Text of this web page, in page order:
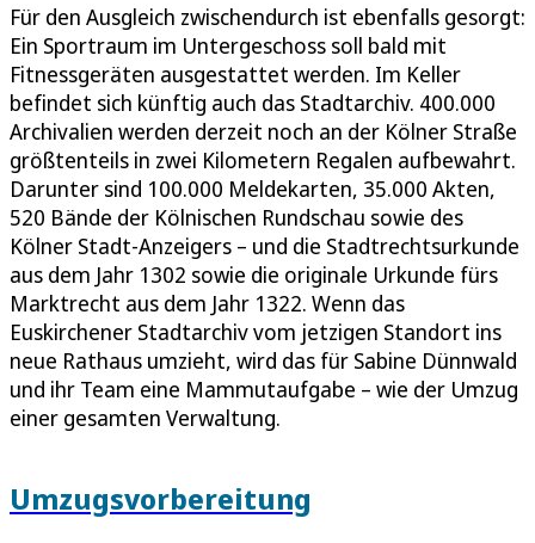
Für den Ausgleich zwischendurch ist ebenfalls gesorgt:
Ein Sportraum im Untergeschoss soll bald mit
Fitnessgeräten ausgestattet werden. Im Keller
befindet sich künftig auch das Stadtarchiv. 400.000
Archivalien werden derzeit noch an der Kölner Straße
größtenteils in zwei Kilometern Regalen aufbewahrt.
Darunter sind 100.000 Meldekarten, 35.000 Akten,
520 Bände der Kölnischen Rundschau sowie des
Kölner Stadt-Anzeigers – und die Stadtrechtsurkunde
aus dem Jahr 1302 sowie die originale Urkunde fürs
Marktrecht aus dem Jahr 1322. Wenn das
Euskirchener Stadtarchiv vom jetzigen Standort ins
neue Rathaus umzieht, wird das für Sabine Dünnwald
und ihr Team eine Mammutaufgabe – wie der Umzug
einer gesamten Verwaltung.
Umzugsvorbereitung